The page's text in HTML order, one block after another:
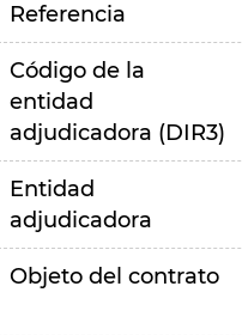
Referencia
Código de la
entidad
adjudicadora (DIR3)
Entidad
adjudicadora
Objeto del contrato